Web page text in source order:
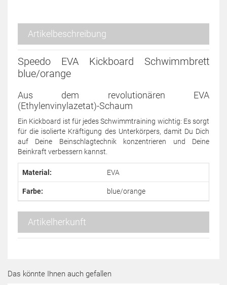
Artikelbeschreibung
Speedo EVA Kickboard Schwimmbrett
blue/orange
Aus dem revolutionären EVA
(Ethylenvinylazetat)-Schaum
Ein Kickboard ist für jedes Schwimmtraining wichtig: Es sorgt
für die isolierte Kräftigung des Unterkörpers, damit Du Dich
auf Deine Beinschlagtechnik konzentrieren und Deine
Beinkraft verbessern kannst.
Material: EVA
Farbe: blue/orange
Artikelherkunft
Das könnte Ihnen auch gefallen